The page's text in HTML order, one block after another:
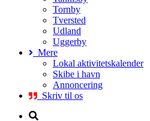
Tornby
Tversted
Udland
Uggerby
Mere
Lokal aktivitetskalender
Skibe i havn
Annoncering
Skriv til os